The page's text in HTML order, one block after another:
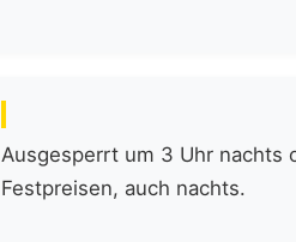
Ausgesperrt um 3 Uhr nachts
Festpreisen, auch nachts.